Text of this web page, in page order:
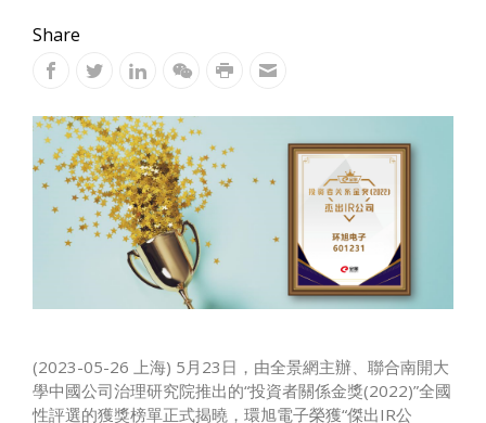
Share
(2023-05-26 上海) 5月23日，由全景網主辦、聯合南開大
學中國公司治理研究院推出的“投資者關係金獎(2022)”全國
性評選的獲獎榜單正式揭曉，環旭電子榮獲“傑出IR公